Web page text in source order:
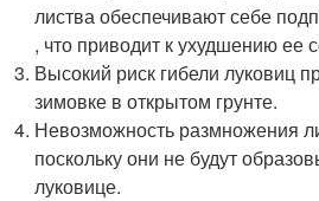
листва обеспечивают себе
, что приводит к ухудшению ее
Высокий риск гибели луковиц
зимовке в открытом грунте.
Невозможность размножения
поскольку они не будут
луковице.